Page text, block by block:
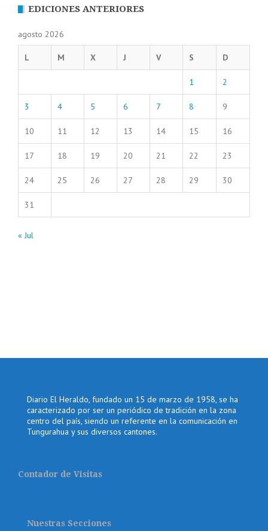
EDICIONES ANTERIORES
agosto 2026
L M X J V S D
1 2
3 4 5 6 7 8 9
10 11 12 13 14 15 16
17 18 19 20 21 22 23
24 25 26 27 28 29 30
31
« Jul
Diario El Heraldo, fundado un 15 de marzo de 1958, se ha
caracterizado por ser un periódico de tradición en la zona
centro del país, siendo un referente en la comunicación en
Tungurahua y sus diversos cantones.
Contador de Visitas
Nuestras Secciones